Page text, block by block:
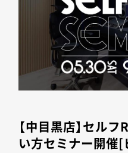
【中目黒店】セル
い方セミナー開催